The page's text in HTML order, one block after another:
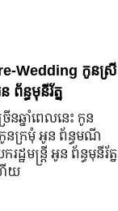
Wedding កូនស្រី
ព័ន្ធមុនីរ័ត្ន
ន​ឆ្នាំ​ពេលនេះ កូន
នក្រមុំ អូន ព័ន្ធមណី
ឋមន្ត្រី អូន ព័ន្ធមុនីរ័ត្ន
ើយ